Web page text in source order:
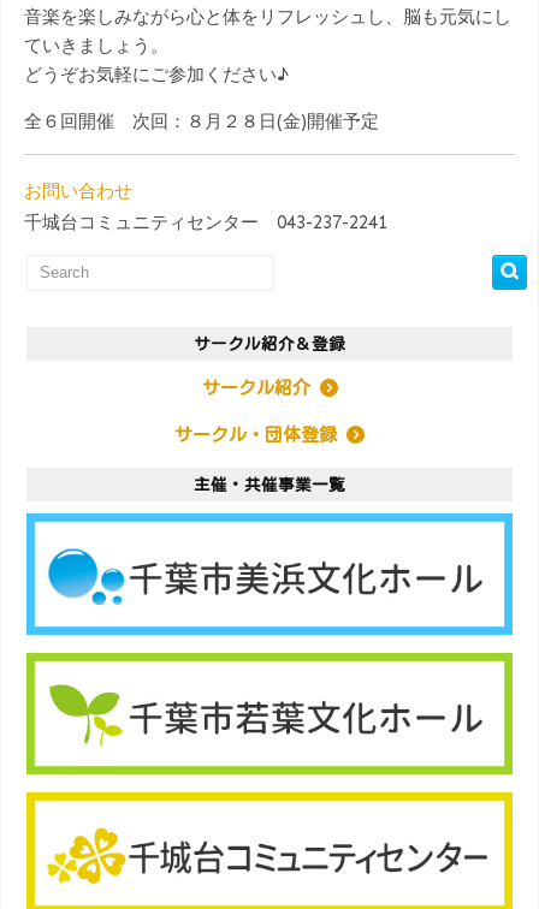
音楽を楽しみながら心と体をリフレッシュし、脳も元気にし
ていきましょう。
どうぞお気軽にご参加ください♪
全６回開催 次回：８月２８日(金)開催予定
お問い合わせ
千城台コミュニティセンター 043-237-2241
サークル紹介＆登録
サークル紹介
サークル・団体登録
主催・共催事業一覧